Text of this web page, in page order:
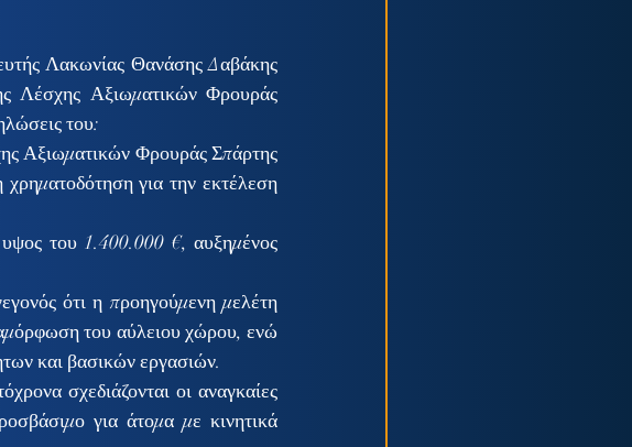
Λακωνίας Θανάσης Δαβάκης
Λέσχης Αξιωματικών Φρουράς
του:
Αξιωματικών Φρουράς Σπάρτης
για την εκτέλεση
του 1.400.000 €, αυξημένος
ότι η προηγούμενη μελέτη
του αύλειου χώρου, ενώ
και βασικών εργασιών.
σχεδιάζονται οι αναγκαίες
για άτομα με κινητικά